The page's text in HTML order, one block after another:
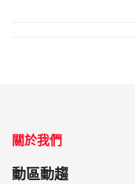
關於我們
動區動趨